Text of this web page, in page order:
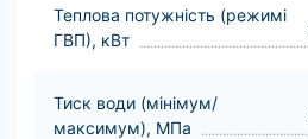
Теплова потужність (режимі
ГВП), кВт
Тиск води (мінімум/
максимум), МПа